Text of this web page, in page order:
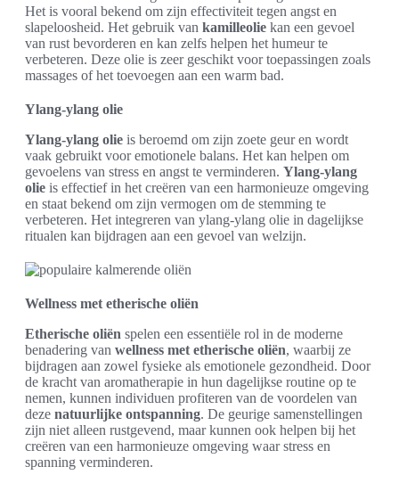
Het is vooral bekend om zijn effectiviteit tegen angst en
slapeloosheid. Het gebruik van kamilleolie kan een gevoel
van rust bevorderen en kan zelfs helpen het humeur te
verbeteren. Deze olie is zeer geschikt voor toepassingen zoals
massages of het toevoegen aan een warm bad.
Ylang-ylang olie
Ylang-ylang olie is beroemd om zijn zoete geur en wordt
vaak gebruikt voor emotionele balans. Het kan helpen om
gevoelens van stress en angst te verminderen. Ylang-ylang
olie is effectief in het creëren van een harmonieuze omgeving
en staat bekend om zijn vermogen om de stemming te
verbeteren. Het integreren van ylang-ylang olie in dagelijkse
ritualen kan bijdragen aan een gevoel van welzijn.
Wellness met etherische oliën
Etherische oliën spelen een essentiële rol in de moderne
benadering van wellness met etherische oliën, waarbij ze
bijdragen aan zowel fysieke als emotionele gezondheid. Door
de kracht van aromatherapie in hun dagelijkse routine op te
nemen, kunnen individuen profiteren van de voordelen van
deze natuurlijke ontspanning. De geurige samenstellingen
zijn niet alleen rustgevend, maar kunnen ook helpen bij het
creëren van een harmonieuze omgeving waar stress en
spanning verminderen.